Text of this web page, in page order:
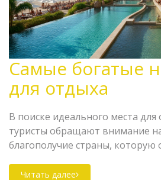
Самые богатые
для отдыха
В поиске идеального места
туристы обращают внимание
благополучие страны,
богатство нации отражается в
Читать далее